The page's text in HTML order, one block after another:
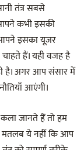
तंत्र सबसे
कभी इसकी
आपने इसका यूज़र
हैं। यही वजह है
है। अगर आप संसार में
आएंगी।
जानते हैं तो हम
मतलब ये नहीं कि आप